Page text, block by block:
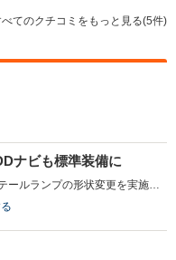
てのクチコミをもっと見る(5件)
ナビも標準装備に